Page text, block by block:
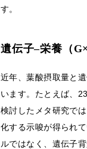
す。
遺伝子–栄養（
近年、葉酸摂取量と
います。たとえば、
検討したメタ研究で
化する示唆が得られて
ルではなく、遺伝子